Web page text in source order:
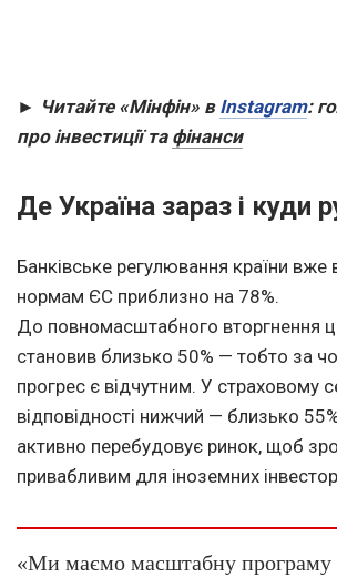
► Читайте «Мінфін» в Instagram:
про інвестиції та фінанси
Де Україна зараз і куди
Банківське регулювання країни вже
нормам ЄС приблизно на 78%.
До повномасштабного вторгнення
становив близько 50% — тобто за
прогрес є відчутним. У страховому
відповідності нижчий — близько
активно перебудовує ринок, щоб
привабливим для іноземних
«Ми маємо масштабну програму